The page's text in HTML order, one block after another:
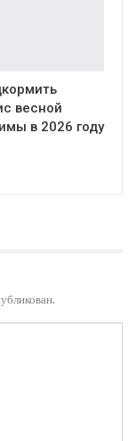
весной
в 2026 году